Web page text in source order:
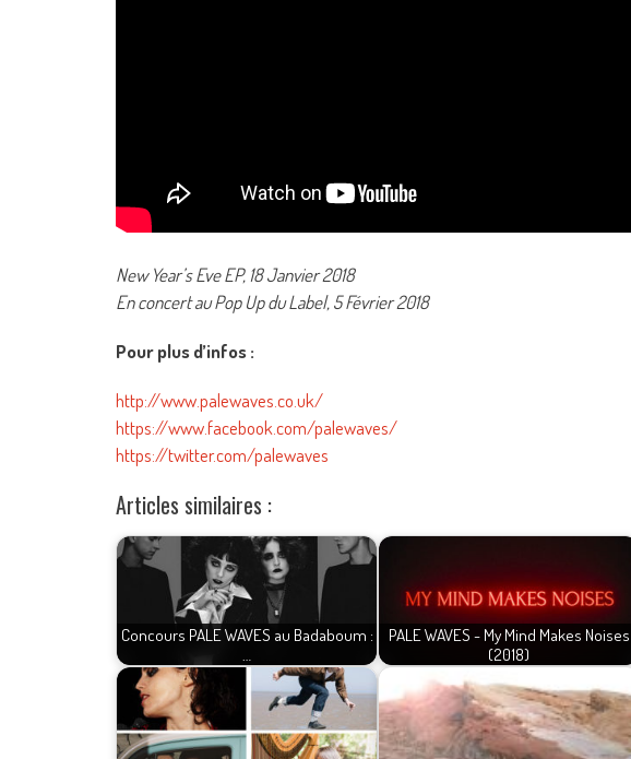
New Year’s Eve EP, 18 Janvier 2018
En concert au Pop Up du Label, 5 Février 2018
Pour plus d’infos :
http://www.palewaves.co.uk/
https://www.facebook.com/palewaves/
https://twitter.com/palewaves
Articles similaires :
Concours PALE WAVES au Badaboum :
…
PALE WAVES - My Mind Makes Noises
(2018)